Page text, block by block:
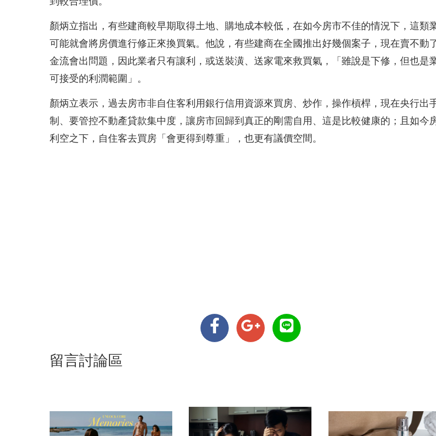
顏炳立指出，有些建商較早期取得土地、購地成本較低，在如今房市不佳的情況下，這類
可能就會將房價進行修正來換買氣。他說，有些建商在全國推出好幾個案子，現在賣不動
金流會出問題，因此業者只有讓利，或送裝潢、送家電來救買氣，「雖說是下修，但也是
可接受的利潤範圍」。
顏炳立表示，過去房市非自住客利用銀行信用資源來買房、炒作，操作槓桿，現在央行出
制、要管控不動產貸款集中度，讓房市回歸到真正的剛需自用、這是比較健康的；且如今
利空之下，自住客去買房「會更得到尊重」，也更有議價空間。
留言討論區